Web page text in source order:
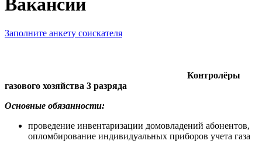
Вакансии
Заполните анкету соискателя
Контролёры
газового хозяйства 3 разряда
Основные обязанности:
проведение инвентаризации домовладений абонентов,
опломбирование индивидуальных приборов учета газа